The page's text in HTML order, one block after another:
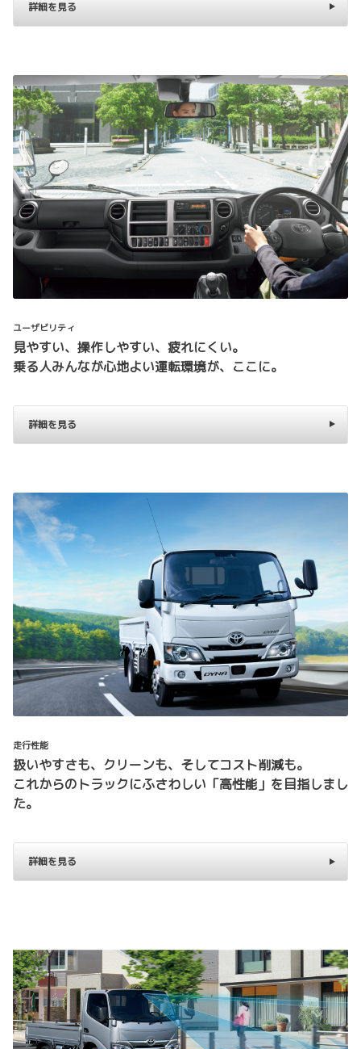
詳細を見る
ユーザビリティ
見やすい、操作しやすい、疲れにくい。
乗る人みんなが心地よい運転環境が、ここに。
詳細を見る
走行性能
扱いやすさも、クリーンも、そしてコスト削減も。
これからのトラックにふさわしい「高性能」を目指しまし
た。
詳細を見る